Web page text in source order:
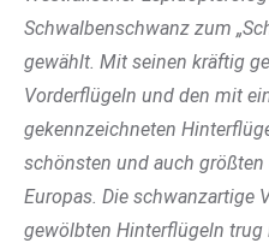
Schwalbenschwanz zum
gewählt. Mit seinen kräftig
Vorderflügeln und den mit
gekennzeichneten
schönsten und auch größten
Europas. Die schwanzartige
gewölbten Hinterflügeln trug